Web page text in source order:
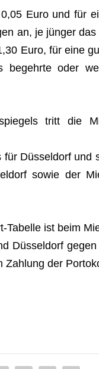
Euro und für
an, je jün­ger
Euro, für eine
oder
tritt die
für Düs­sel­dorf
sowie der
Tabelle ist beim
Düs­sel­dorf
der